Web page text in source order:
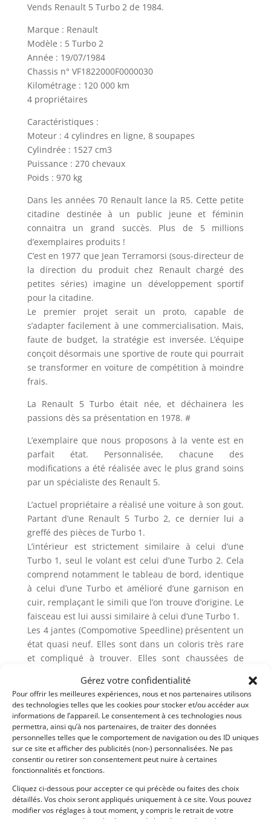
Gérez votre confidentialité
Pour offrir les meilleures expériences, nous et nos partenaires utilisons
des technologies telles que les cookies pour stocker et/ou accéder aux
informations de l’appareil. Le consentement à ces technologies nous
permettra, ainsi qu’à nos partenaires, de traiter des données
personnelles telles que le comportement de navigation ou des ID uniques
sur ce site et afficher des publicités (non-) personnalisées. Ne pas
consentir ou retirer son consentement peut nuire à certaines
fonctionnalités et fonctions.
Cliquez ci-dessous pour accepter ce qui précède ou faites des choix
détaillés. Vos choix seront appliqués uniquement à ce site. Vous pouvez
modifier vos réglages à tout moment, y compris le retrait de votre
Vends Renault 5 Turbo 2 de 1984.
Marque : Renault
Modèle : 5 Turbo 2
Année : 19/07/1984
Chassis n° VF1822000F0000030
Kilométrage : 120 000 km
4 propriétaires
Caractéristiques :
Moteur : 4 cylindres en ligne, 8 soupapes
Cylindrée : 1527 cm3
Puissance : 270 chevaux
Poids : 970 kg
Dans les années 70 Renault lance la R5. Cette petite
citadine destinée à un public jeune et féminin
connaitra un grand succès. Plus de 5 millions
d’exemplaires produits !
C’est en 1977 que Jean Terramorsi (sous-directeur de
la direction du produit chez Renault chargé des
petites séries) imagine un développement sportif
pour la citadine.
Le premier projet serait un proto, capable de
s’adapter facilement à une commercialisation. Mais,
faute de budget, la stratégie est inversée. L’équipe
conçoit désormais une sportive de route qui pourrait
se transformer en voiture de compétition à moindre
frais.
La Renault 5 Turbo était née, et déchainera les
passions dès sa présentation en 1978. #
L’exemplaire que nous proposons à la vente est en
parfait état. Personnalisée, chacune des
modifications a été réalisée avec le plus grand soins
par un spécialiste des Renault 5.
L’actuel propriétaire a réalisé une voiture à son gout.
Partant d’une Renault 5 Turbo 2, ce dernier lui a
greffé des pièces de Turbo 1.
L’intérieur est strictement similaire à celui d’une
Turbo 1, seul le volant est celui d’une Turbo 2. Cela
comprend notamment le tableau de bord, identique
à celui d’une Turbo et amélioré d’une garnison en
cuir, remplaçant le simili que l’on trouve d’origine. Le
faisceau est lui aussi similaire à celui d’une Turbo 1.
Les 4 jantes (Compomotive Speedline) présentent un
état quasi neuf. Elles sont dans un coloris très rare
et compliqué à trouver. Elles sont chaussées de
La peinture blanc nacré est en très bel état. Elle
aurait été produite à une cinquantaine
d’exemplaires seulement (dans la configuration avec
les bas de caisse blanc nacré au lieu du noir).
L’un des principaux atouts de cet exemplaire est sa
préparation moteur réalisée par Didier SERRES
(société Concept Car) spécialiste reconnu des
Renault 5 Turbo. Celui-ci a réalisé un dossier photos
complet. Chaque étape de la préparation y est
mentionnée.